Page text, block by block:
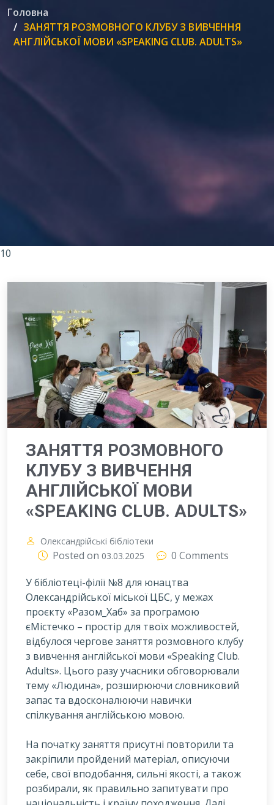
Головна
ЗАНЯТТЯ РОЗМОВНОГО КЛУБУ З ВИВЧЕННЯ
АНГЛІЙСЬКОЇ МОВИ «SPEAKING CLUB. ADULTS»
10
ЗАНЯТТЯ РОЗМОВНОГО
КЛУБУ З ВИВЧЕННЯ
АНГЛІЙСЬКОЇ МОВИ
«SPEAKING CLUB. ADULTS»
Олександрійські бібліотеки
Posted on 03.03.2025
0 Comments
У бібліотеці-філії №8 для юнацтва
Олександрійської міської ЦБС, у межах
проєкту «Разом_Хаб» за програмою
єМістечко – простір для твоїх можливостей,
відбулося чергове заняття розмовного клубу
з вивчення англійської мови «Speaking Club.
Adults». Цього разу учасники обговорювали
тему «Людина», розширюючи словниковий
запас та вдосконалюючи навички
спілкування англійською мовою.
На початку заняття присутні повторили та
закріпили пройдений матеріал, описуючи
себе, свої вподобання, сильні якості, а також
розбирали, як правильно запитувати про